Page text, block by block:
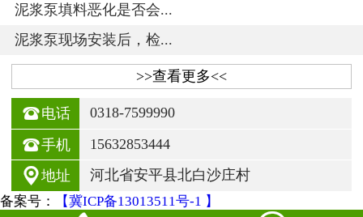
泥浆泵填料恶化是否会...
泥浆泵现场安装后，检...
>>查看更多<<
电话 0318-7599990
手机 15632853444
地址 河北省安平县北白沙庄村
备案号： 【冀ICP备13013511号-1 】